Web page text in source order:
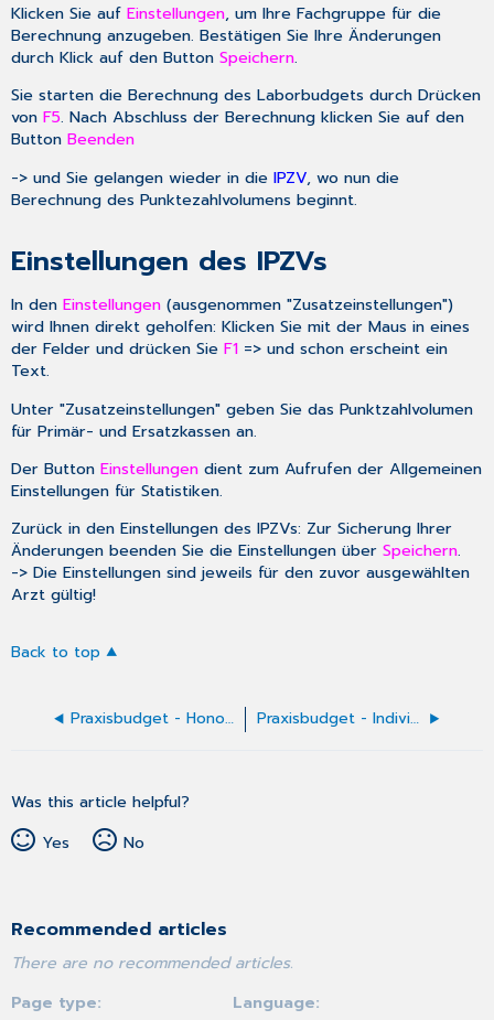
Klicken Sie aufEinstellungen, um Ihre Fachgruppe für die
Berechnung anzugeben. Bestätigen Sie Ihre Änderungen
durch Klick auf den ButtonSpeichern.
Sie starten die Berechnung des Laborbudgets durch Drücken
vonF5. Nach Abschluss der Berechnung klicken Sie auf den
ButtonBeenden
-> und Sie gelangen wieder in dieIPZV, wo nun die
Berechnung des Punktezahlvolumens beginnt.
Einstellungen des IPZVs
In denEinstellungen (ausgenommen "Zusatzeinstellungen")
wird Ihnen direkt geholfen: Klicken Sie mit der Maus in eines
der Felder und drücken SieF1 => und schon erscheint ein
Text.
Unter "Zusatzeinstellungen" geben Sie das Punktzahlvolumen
für Primär- und Ersatzkassen an.
Der ButtonEinstellungen dient zum Aufrufen derAllgemeinen
Einstellungen für Statistiken.
Zurück in den Einstellungen des IPZVs: Zur Sicherung Ihrer
Änderungen beenden Sie die Einstellungen überSpeichern.
-> Die Einstellungen sind jeweils für den zuvor ausgewählten
Arzt gültig!
Back to top
Praxisbudget - Honorarverteilungsmaßstab - HVM (SH) Praxisbudget - Individualbudget (Berlin)
Was this article helpful?
Yes
No
Recommended articles
There are no recommended articles.
Page type
Language